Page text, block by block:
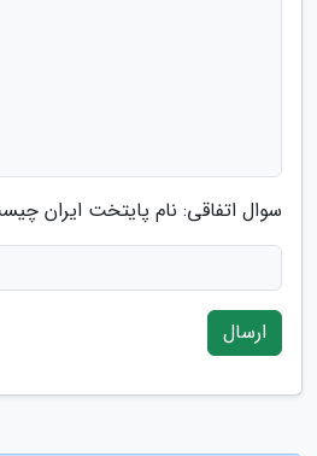
سوال اتفاقی: نام پایتخت ایران
ارسال